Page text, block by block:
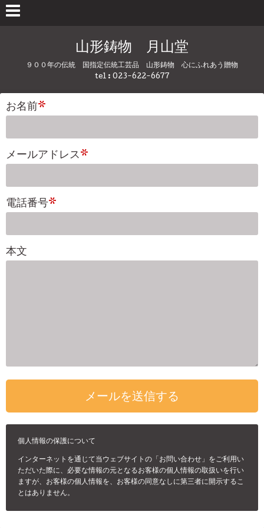
山形鋳物 月山堂
９００年の伝統 国指定伝統工芸品 山形鋳物 心にふれあう贈物
tel : 023-622-6677
お名前*
メールアドレス*
電話番号*
本文
個人情報の保護について
インターネットを通じて当ウェブサイトの「お問い合わせ」をご利用い
ただいた際に、必要な情報の元となるお客様の個人情報の取扱いを行い
ますが、お客様の個人情報を、お客様の同意なしに第三者に開示するこ
とはありません。